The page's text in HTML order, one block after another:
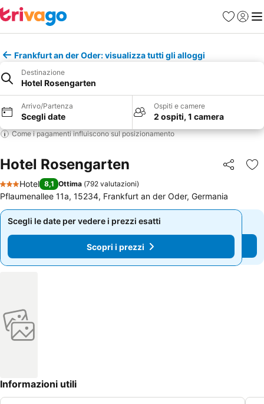
PreferitiAccedi
Frankfurt an der Oder: visualizza tutti gli alloggi
Destinazione
Hotel Rosengarten
Arrivo/Partenza
Scegli date
Ospiti e camere
2 ospiti, 1 camera
Come i pagamenti influiscono sul posizionamento
Hotel Rosengarten Condividi
3 Stelle
Hotel 8,1 Ottima (792 valutazioni)
Pflaumenallee 11a, 15234, Frankfurt an der Oder, Germania
Scegli le date per vedere i prezzi esatti
Scopri i prezzi
Scegli le date per vedere i prezzi esatti
Scopri i prezzi
Informazioni utili